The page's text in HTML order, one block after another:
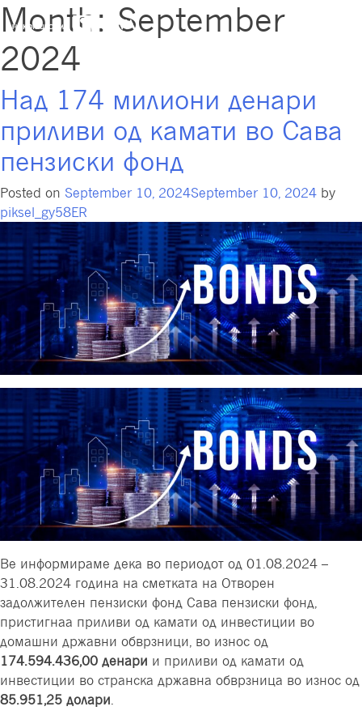
Month: September
2024
Над 174 милиони денари
приливи од камати во Сава
пензиски фонд
Posted on September 10, 2024September 10, 2024 by
piksel_gy58ER
Ве информираме дека во периодот од 01.08.2024 –
31.08.2024 година на сметката на Отворен
задолжителен пензиски фонд Сава пензиски фонд,
пристигнаа приливи од камати од инвестиции во
домашни државни обврзници, во износ од
174.594.436,00 денари и приливи од камати од
инвестиции во странска државна обврзница во износ од
85.951,25 долари.